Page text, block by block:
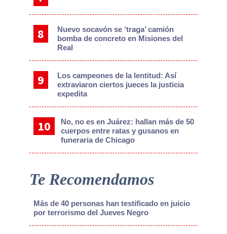
Nuevo socavón se ‘traga’ camión
bomba de concreto en Misiones del
Real
Los campeones de la lentitud: Así
extraviaron ciertos jueces la justicia
expedita
No, no es en Juárez: hallan más de 50
cuerpos entre ratas y gusanos en
funeraria de Chicago
Te Recomendamos
Más de 40 personas han testificado en juicio
por terrorismo del Jueves Negro